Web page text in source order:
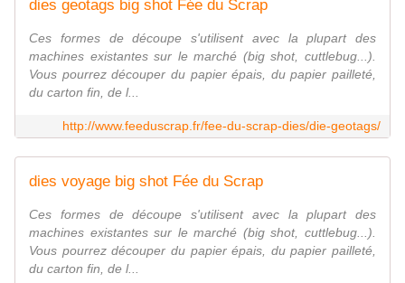
dies geotags big shot Fée du Scrap
Ces formes de découpe s'utilisent avec la plupart des
machines existantes sur le marché (big shot, cuttlebug...).
Vous pourrez découper du papier épais, du papier pailleté,
du carton fin, de l...
http://www.feeduscrap.fr/fee-du-scrap-dies/die-geotags/
dies voyage big shot Fée du Scrap
Ces formes de découpe s'utilisent avec la plupart des
machines existantes sur le marché (big shot, cuttlebug...).
Vous pourrez découper du papier épais, du papier pailleté,
du carton fin, de l...